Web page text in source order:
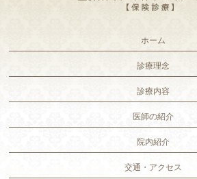
ホーム
診療理念
診療内容
医師の紹介
院内紹介
交通・アクセス